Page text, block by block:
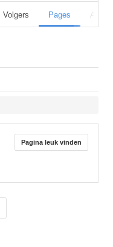
Volgers Pages
Pagina leuk vinden